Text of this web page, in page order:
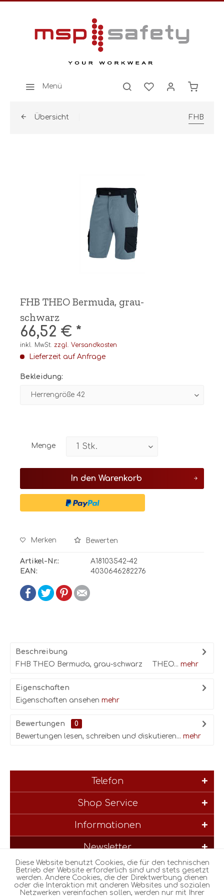
Menü
Übersicht FHB
FHB THEO Bermuda, grau-
schwarz
66,52 € *
inkl. MwSt. zzgl. Versandkosten
Lieferzeit auf Anfrage
Bekleidung:
Menge
In den Warenkorb
Merken Bewerten
Artikel-Nr.:
A18103542-42
EAN:
4030646282276
Beschreibung
FHB THEO Bermuda, grau-schwarz THEO... mehr
Eigenschaften
Eigenschaften ansehen mehr
Bewertungen
0
Bewertungen lesen, schreiben und diskutieren... mehr
Telefon
Shop Service
Informationen
Newsletter
* Alle Preise inkl. gesetzl. Mehrwertsteuer zzgl.Versandkostenund
ggf. Nachnahmegebühren, wenn nicht anders beschrieben
Diese Website benutzt Cookies, die für den technischen
Betrieb der Website erforderlich sind und stets gesetzt
werden. Andere Cookies, die der Direktwerbung dienen
oder die Interaktion mit anderen Websites und sozialen
Netzwerken vereinfachen sollen, werden nur mit Ihrer